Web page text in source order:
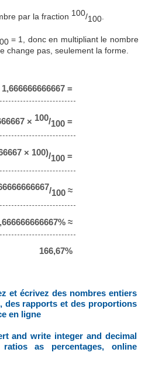
par la fraction 100/100
= 1, donc en multipliant le nombre
change pas, seulement la forme.
1,666666666667 =
× 100/100 =
× 100)/100 =
/100 ≈
≈
166,67%
et écrivez des nombres entiers
des rapports et des proportions
en ligne
and write integer and decimal
as percentages, online